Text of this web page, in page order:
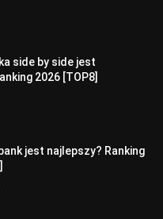
side by side jest
2026 [TOP8]
jest najlepszy? Ranking